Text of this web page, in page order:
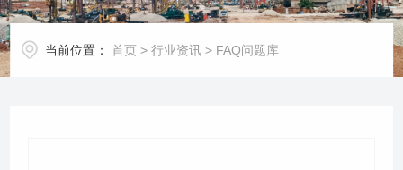
项目案例
当前位置： 首页 >行业资讯 > FAQ问题库